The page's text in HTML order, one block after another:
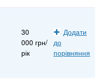
30
000 грн/
рік
Додати
до
порівняння